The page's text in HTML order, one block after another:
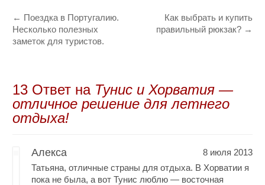
← Поездка в Португалию.
Несколько полезных
заметок для туристов.
Как выбрать и купить
правильный рюкзак? →
13 Oтвет на Тунис и Хорватия —
отличное решение для летнего
отдыха!
Алекса
8 июля 2013
Татьяна, отличные страны для отдыха. В Хорватии я
пока не была, а вот Тунис люблю — восточная